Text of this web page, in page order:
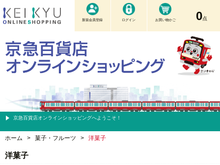
新規会員登録 ログイン お買い物かご 0点
京急百貨店オンラインショッピングへようこそ！
ホーム > 菓子・フルーツ > 洋菓子
洋菓子